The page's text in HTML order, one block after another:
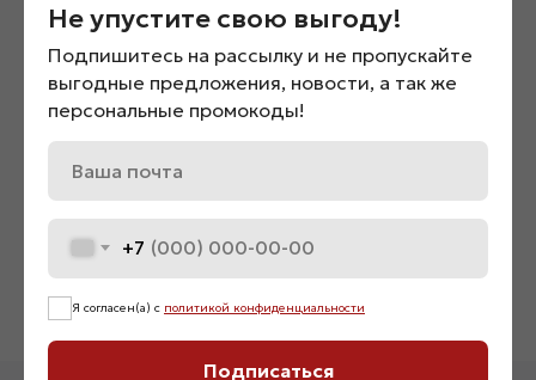
2 400 ₽ 5 900 ₽
Не упустите свою выгоду!
Подпишитесь на рассылку и не пропускайте
выгодные предложения, новости, а так же
персональные промокоды!
+7
Я согласен(а) с политикой конфиденциальности
Подписаться